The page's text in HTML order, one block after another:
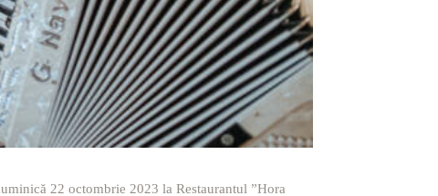
22 octombrie 2023 la Restaurantul ”Hora